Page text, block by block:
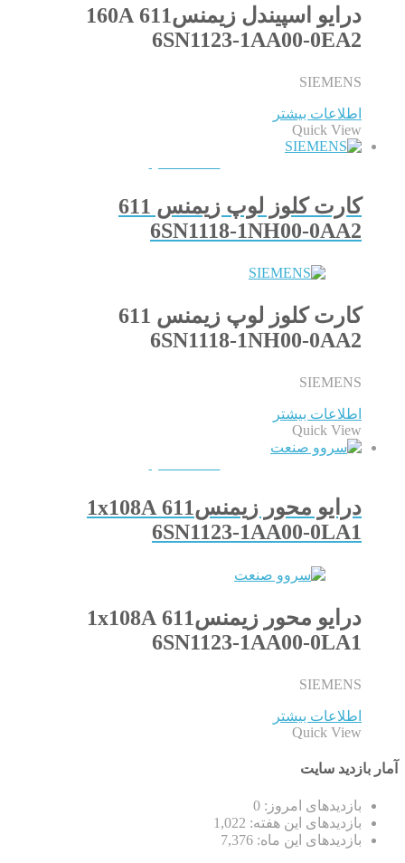
درایو اسپیندل زیمنس611 160A
6SN1123-1AA00-0EA2
SIEMENS
اطلاعات بیشتر
Quick View
کارت کلوز لوپ زیمنس 611
6SN1118-1NH00-0AA2
کارت کلوز لوپ زیمنس 611
6SN1118-1NH00-0AA2
SIEMENS
اطلاعات بیشتر
Quick View
درایو محور زیمنس611 1x108A
6SN1123-1AA00-0LA1
درایو محور زیمنس611 1x108A
6SN1123-1AA00-0LA1
SIEMENS
اطلاعات بیشتر
Quick View
آمار بازدید سایت
بازدیدهای امروز: 0
بازدیدهای این هفته: 1,022
بازدیدهای این ماه: 7,376